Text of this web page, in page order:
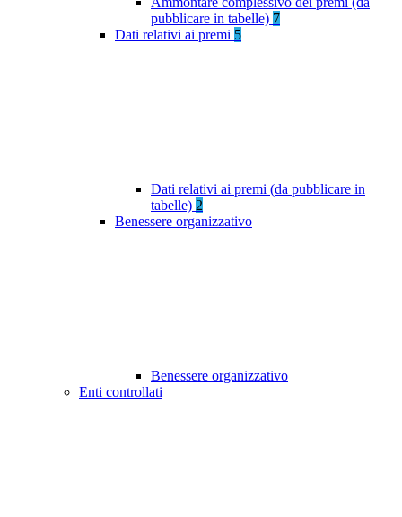
pubblicare in tabelle) 7
Dati relativi ai premi 5
Dati relativi ai premi (da pubblicare in
tabelle) 2
Benessere organizzativo
Benessere organizzativo
Enti controllati